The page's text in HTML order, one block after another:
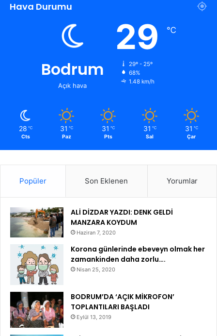
Hava Durumu
Bodrum
Açık hava
29 ℃
29º - 25º
68%
1.48 km/h
28 ℃
Cts
31 ℃
Paz
31 ℃
Pts
31 ℃
Sal
31 ℃
Çar
Popüler Son Eklenen Yorumlar
ALİ DİZDAR YAZDI: DENK GELDİ
MANZARA KOYDUM
Haziran 7, 2020
Korona günlerinde ebeveyn olmak her
zamankinden daha zorlu….
Nisan 25, 2020
BODRUM’DA ‘AÇIK MİKROFON’
TOPLANTILARI BAŞLADI
Eylül 13, 2019